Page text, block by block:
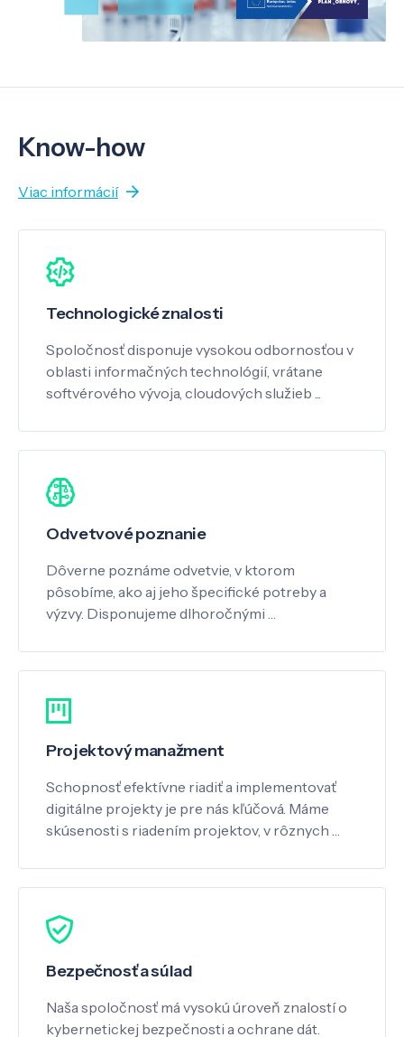
Know-how
Viac informácií
Technologické znalosti
Spoločnosť disponuje vysokou odbornosťou v
oblasti informačných technológií, vrátane
softvérového vývoja, cloudových služieb ...
Odvetvové poznanie
Dôverne poznáme odvetvie, v ktorom
pôsobíme, ako aj jeho špecifické potreby a
výzvy. Disponujeme dlhoročnými …
Projektový manažment
Schopnosť efektívne riadiť a implementovať
digitálne projekty je pre nás kľúčová. Máme
skúsenosti s riadením projektov, v rôznych …
Bezpečnosť a súlad
Naša spoločnosť má vysokú úroveň znalostí o
kybernetickej bezpečnosti a ochrane dát.